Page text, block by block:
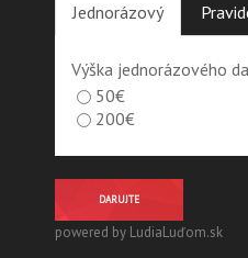
Jednorázový
Výška jednorázového
50€
200€
DARUJTE
powered by LudiaLuďom.sk